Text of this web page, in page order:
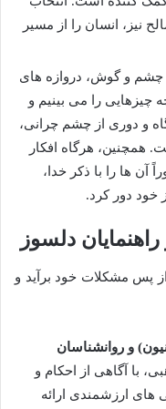
نیز، انسان را از مسیر
چشم و گوش، دروازه های
چیزهایی را می بینیم و
و دوری از چشم چرانی،
همچنین، هرگاه افکار
آن ها را با ذکر خدا،
خود دور کرد.
دلسوز
پس مشکلات خود برآید و
و روانشناسان
با آگاهی از احکام و
های ارزشمندی ارائه